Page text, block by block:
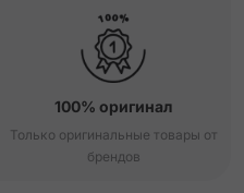
100% оригинал
Только оригинальные товары от
брендов